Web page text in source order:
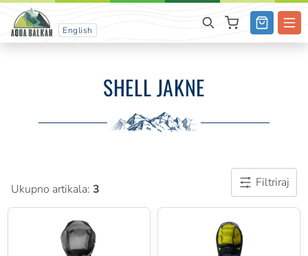
English
SHELL JAKNE
Ukupno artikala: 3 Filtriraj